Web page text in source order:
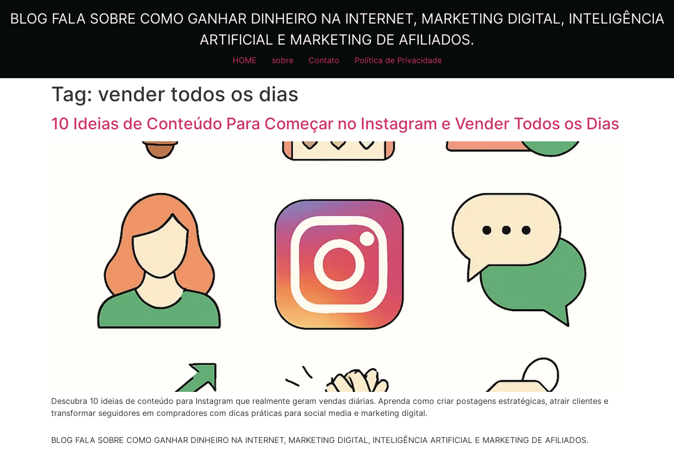
BLOG FALA SOBRE COMO GANHAR DINHEIRO NA INTERNET, MARKETING DIGITAL, INTELIGÊNCIA
ARTIFICIAL E MARKETING DE AFILIADOS.
HOME sobre Contato Política de Privacidade
Tag: vender todos os dias
10 Ideias de Conteúdo Para Começar no Instagram e Vender Todos os Dias
Descubra 10 ideias de conteúdo para Instagram que realmente geram vendas diárias. Aprenda como criar postagens estratégicas, atrair clientes e
transformar seguidores em compradores com dicas práticas para social media e marketing digital.
BLOG FALA SOBRE COMO GANHAR DINHEIRO NA INTERNET, MARKETING DIGITAL, INTELIGÊNCIA ARTIFICIAL E MARKETING DE AFILIADOS.